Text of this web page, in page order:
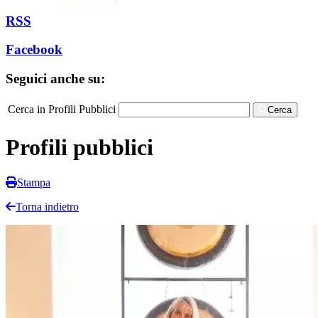
RSS
Facebook
Seguici anche su:
Cerca in Profili Pubblici Cerca
Profili pubblici
Stampa
Torna indietro